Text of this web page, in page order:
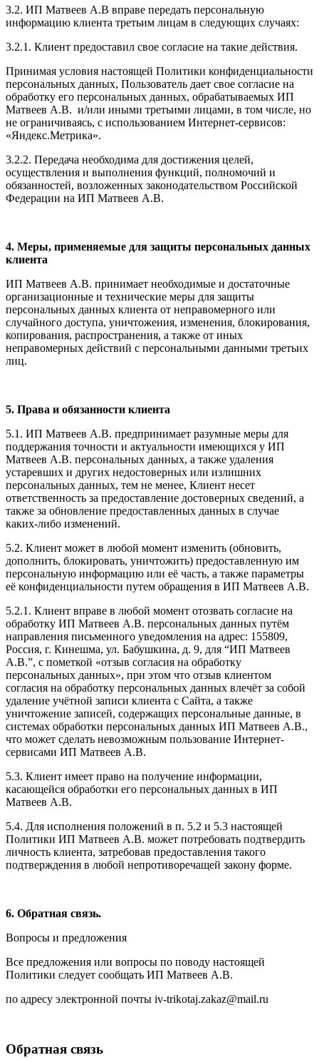
3.2. ИП Матвеев А.В вправе передать персональную
информацию клиента третьим лицам в следующих случаях:
3.2.1. Клиент предоставил свое согласие на такие действия.
Принимая условия настоящей Политики конфиденциальности
персональных данных, Пользователь дает свое согласие на
обработку его персональных данных, обрабатываемых ИП
Матвеев А.В. и/или иными третьими лицами, в том числе, но
не ограничиваясь, с использованием Интернет-сервисов:
«Яндекс.Метрика».
3.2.2. Передача необходима для достижения целей,
осуществления и выполнения функций, полномочий и
обязанностей, возложенных законодательством Российской
Федерации на ИП Матвеев А.В.
4. Меры, применяемые для защиты персональных данных
клиента
ИП Матвеев А.В. принимает необходимые и достаточные
организационные и технические меры для защиты
персональных данных клиента от неправомерного или
случайного доступа, уничтожения, изменения, блокирования,
копирования, распространения, а также от иных
неправомерных действий с персональными данными третьих
лиц.
5. Права и обязанности клиента
5.1. ИП Матвеев А.В. предпринимает разумные меры для
поддержания точности и актуальности имеющихся у ИП
Матвеев А.В. персональных данных, а также удаления
устаревших и других недостоверных или излишних
персональных данных, тем не менее, Клиент несет
ответственность за предоставление достоверных сведений, а
также за обновление предоставленных данных в случае
каких-либо изменений.
5.2. Клиент может в любой момент изменить (обновить,
дополнить, блокировать, уничтожить) предоставленную им
персональную информацию или её часть, а также параметры
её конфиденциальности путем обращения в ИП Матвеев А.В.
5.2.1. Клиент вправе в любой момент отозвать согласие на
обработку ИП Матвеев А.В. персональных данных путём
направления письменного уведомления на адрес: 155809,
Россия, г. Кинешма, ул. Бабушкина, д. 9, для “ИП Матвеев
А.В.”, с пометкой «отзыв согласия на обработку
персональных данных», при этом что отзыв клиентом
согласия на обработку персональных данных влечёт за собой
удаление учётной записи клиента с Сайта, а также
уничтожение записей, содержащих персональные данные, в
системах обработки персональных данных ИП Матвеев А.В.,
что может сделать невозможным пользование Интернет-
сервисами ИП Матвеев А.В.
5.3. Клиент имеет право на получение информации,
касающейся обработки его персональных данных в ИП
Матвеев А.В.
5.4. Для исполнения положений в п. 5.2 и 5.3 настоящей
Политики ИП Матвеев А.В. может потребовать подтвердить
личность клиента, затребовав предоставления такого
подтверждения в любой непротиворечащей закону форме.
6. Обратная связь.
Вопросы и предложения
Все предложения или вопросы по поводу настоящей
Политики следует сообщать ИП Матвеев А.В.
по адресу электронной почты iv-trikotaj.zakaz@mail.ru
Обратная связь